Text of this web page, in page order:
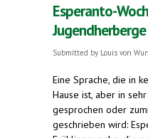
Esperanto-
Submitted by Louis von
Eine Sprache, die in
Hause ist, aber in
gesprochen oder
geschrieben wird: